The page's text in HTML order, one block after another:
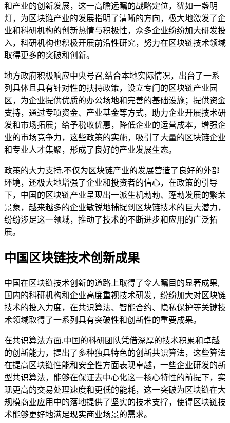
和产业的创新发展，这一高瞻远瞩的战略定位，犹如一盏明
灯，为区块链产业的发展指明了清晰的方向，极大地激发了企
业和科研机构的创新热情与积极性，众多企业纷纷加大研发投
入，科研机构也积极开展前沿性研究，努力在区块链技术领域
取得更多的突破和创新。
地方政府积极响应中央号召,结合本地实际情况，出台了一系
列具体且具有针对性的扶持政策，设立专门的区块链产业园
区，为企业提供优质的办公场地和完善的基础设施；提供资金
支持，通过专项资金、产业基金等方式，助力企业开展技术研
发和市场拓展；给予税收优惠，降低企业的运营成本，增强企
业的市场竞争力，这些政策的实施，吸引了大量的区块链企业
和专业人才集聚，形成了良好的产业发展生态。
政策的大力支持,不仅为区块链产业的发展营造了良好的外部
环境，还极大地增强了企业和投资者的信心，在政策的引导
下，中国的区块链产业呈现出一派生机勃勃、蓬勃发展的繁荣
景象，越来越多的企业敏锐地捕捉到区块链技术的巨大潜力，
纷纷涉足这一领域，推动了技术的不断进步和应用的广泛拓
展。
中国区块链技术创新成果
中国在区块链技术创新的道路上取得了令人瞩目的显著成果,
国内的科研机构和企业高度重视技术研发，纷纷加大对区块链
技术的投入力度，在共识算法、智能合约、隐私保护等关键技
术领域取得了一系列具有突破性和创新性的重要成果。
在共识算法方面,中国的科研团队凭借深厚的技术积累和卓越
的创新能力，提出了多种独具特色的创新共识算法，这些算法
在提高区块链性能和安全性方面表现卓越，一些企业研发的新
型共识算法，能够在保证去中心化这一核心特性的前提下，实
现更高的交易处理速度和更低的能耗，这一突破为区块链在大
规模商业应用中的落地提供了坚实的技术支撑，使得区块链技
术能够更好地满足现实商业场景的需求。